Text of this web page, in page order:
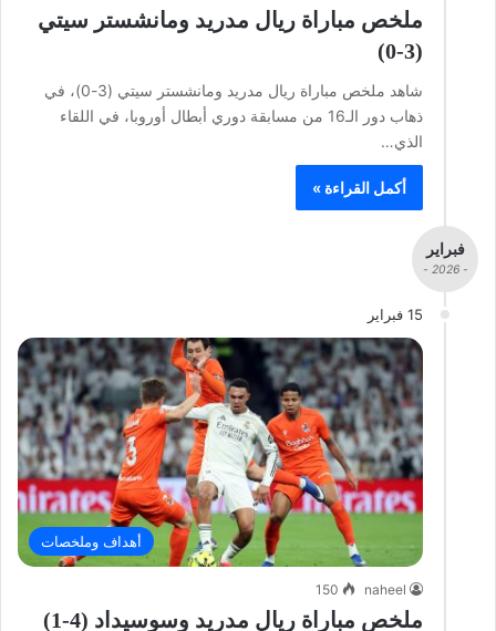
ملخص مباراة ريال مدريد ومانشستر سيتي
(3-0)
شاهد ملخص مباراة ريال مدريد ومانشستر سيتي (3-0)، في
ذهاب دور الـ16 من مسابقة دوري أبطال أوروبا، في اللقاء
الذي…
أكمل القراءة »
فبراير
- 2026 -
15 فبراير
أهداف وملخصات
naheel
150
ملخص مباراة ريال مدريد وسوسيداد (4-1)